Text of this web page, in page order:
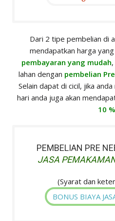
Dari 2 tipe pembelian di
mendapatkan harga yang
pembayaran yang mudah
lahan dengan pembelian
Selain dapat di cicil, jika
hari anda juga akan
10 %
PEMBELIAN PRE
JASA
(Syarat dan
BONUS BIAYA